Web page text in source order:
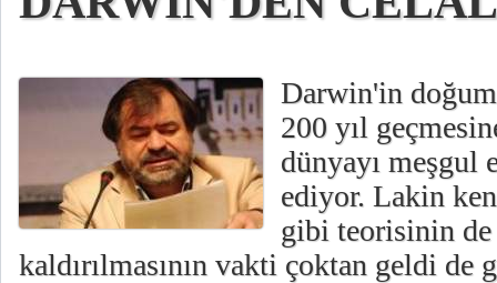
Darwin'in
200 yıl
dünyayı meşgul
ediyor. Lakin
gibi teorisinin de
kaldırılmasının vakti çoktan geldi de